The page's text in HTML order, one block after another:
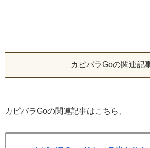
カピバラGoの関連記
カピバラGoの関連記事はこちら、